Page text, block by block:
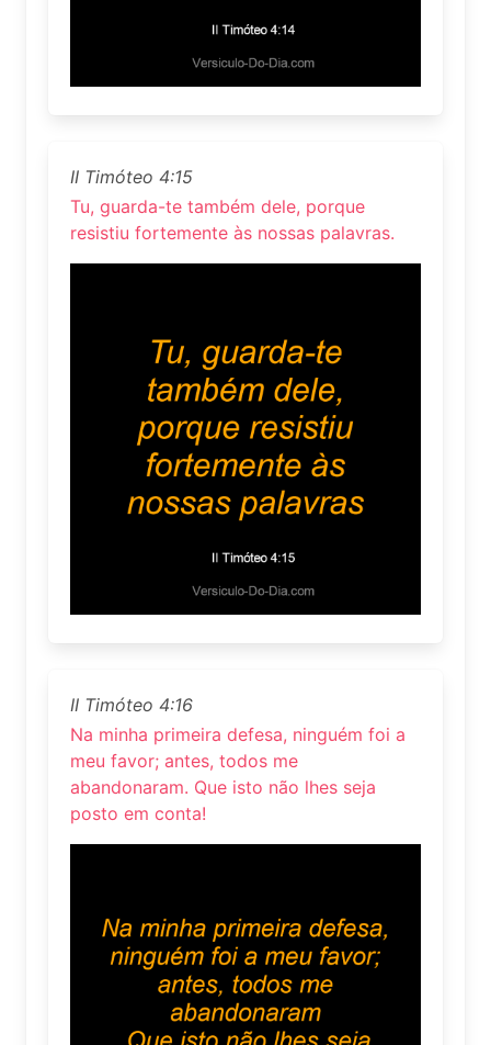
II Timóteo 4:15
Tu, guarda-te também dele, porque
resistiu fortemente às nossas palavras.
II Timóteo 4:16
Na minha primeira defesa, ninguém foi a
meu favor; antes, todos me
abandonaram. Que isto não lhes seja
posto em conta!